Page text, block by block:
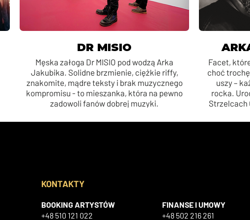
DR MISIO
Męska załoga Dr MISIO pod wodzą Arka
Jakubika. Solidne brzmienie, ciężkie riffy,
znakomite, mądre teksty i brak muzycznego
kompromisu - to mieszanka, która na pewno
zadowoli fanów dobrej muzyki.
Facet,
choć
uszy –
rocka.
Strzelcach
KONTAKTY
BOOKING ARTYSTÓW
+48 510 121 022
FINANSE I UMOWY
+48 502 216 261